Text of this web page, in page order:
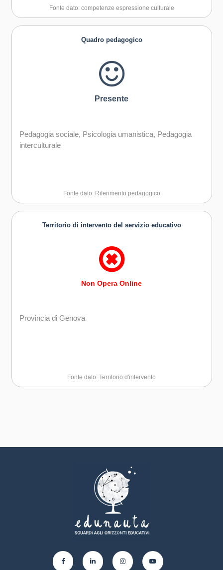
Fonte dato: competenze espressione culturale
Quadro pedagogico
Presente
Pedagogia sociale, Psicologia umanistica, Pedagogia
interculturale
Fonte dato: Riferimento pedagogico
Territorio di intervento del servizio educativo
Non Opera Online
Provincia di Genova
Fonte dato: Territorio d'intervento